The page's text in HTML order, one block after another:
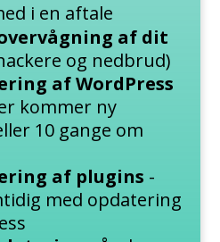
i en aftale
af dit
og nedbrud)
af WordPress
kommer ny
10 gange om
af plugins -
med opdatering